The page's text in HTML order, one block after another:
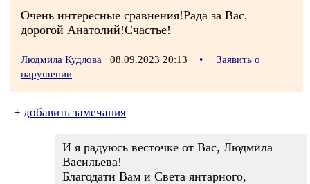
Очень интересные сравнения!Рада за Вас,
дорогой Анатолий!Счастье!
Людмила Кудлова 08.09.2023 20:13 •
Заявить о
нарушении
+ добавить замечания
И я радуюсь весточке от Вас, Людмила
Васильева!
Благодати Вам и Света янтарного,